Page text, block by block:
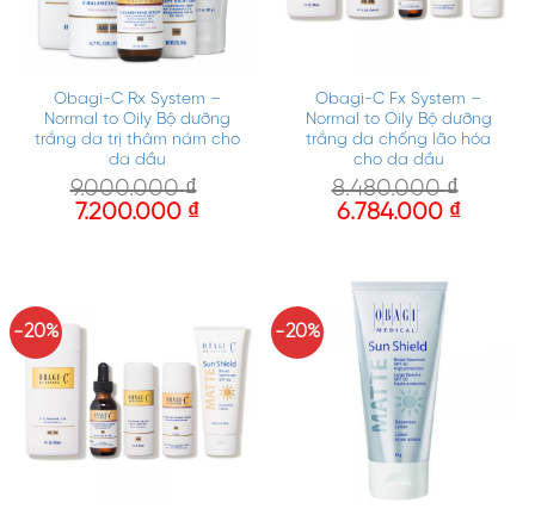
Obagi-C Rx System –
Normal to Oily Bộ dưỡng
trắng da trị thâm nám cho
da dầu
9.000.000₫
7.200.000 ₫
Obagi-C Fx System –
Normal to Oily Bộ dưỡng
trắng da chống lão hóa
cho da dầu
8.480.000₫
6.784.000 ₫
-20% -20%